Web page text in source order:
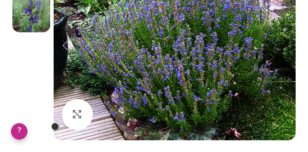
Klikněte pro zvětšení
?